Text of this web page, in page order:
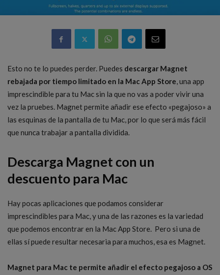
Esto no te lo puedes perder. Puedes descargar Magnet
rebajada por tiempo limitado en la Mac App Store, una app
imprescindible para tu Mac sin la que no vas a poder vivir una
vez la pruebes. Magnet permite añadir ese efecto «pegajoso» a
las esquinas de la pantalla de tu Mac, por lo que será más fácil
que nunca trabajar a pantalla dividida.
Descarga Magnet con un
descuento para Mac
Hay pocas aplicaciones que podamos considerar
imprescindibles para Mac, y una de las razones es la variedad
que podemos encontrar en la Mac App Store. Pero si una de
ellas sí puede resultar necesaria para muchos, esa es Magnet.
Magnet para Mac te permite añadir el efecto pegajoso a OS